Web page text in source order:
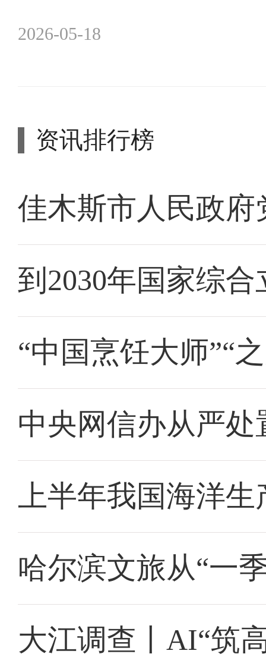
2026-05-18
资讯排行榜
佳木斯市人民政
到2030年国家综
“中国烹饪大师”“
中央网信办从严
上半年我国海洋生
哈尔滨文旅从“一
大江调查丨AI“筑